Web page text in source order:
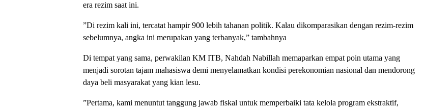
era rezim saat ini.
​”Di rezim kali ini, tercatat hampir 900 lebih tahanan politik. Kalau dikomparasikan dengan rezim-rezim
sebelumnya, angka ini merupakan yang terbanyak,” tambahnya
​Di tempat yang sama, perwakilan KM ITB, Nahdah Nabillah memaparkan empat poin utama yang
menjadi sorotan tajam mahasiswa demi menyelamatkan kondisi perekonomian nasional dan mendorong
daya beli masyarakat yang kian lesu.
​”Pertama, kami menuntut tanggung jawab fiskal untuk memperbaiki tata kelola program ekstraktif,